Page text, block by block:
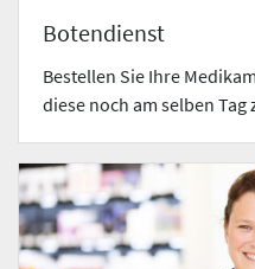
Botendienst
Bestellen Sie Ihre
diese noch am selben Tag